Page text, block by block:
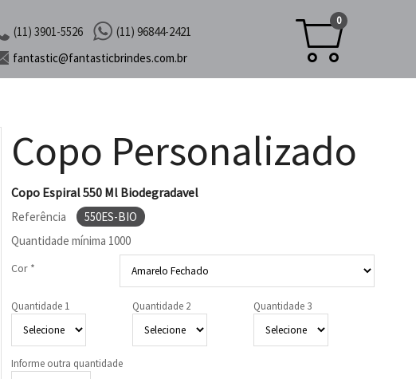
(11) 3901-5526
(11) 96844-2421
fantastic@fantasticbrindes.com.br
0
Copo Personalizado
Copo Espiral 550 Ml Biodegradavel
Referência
550ES-BIO
Quantidade mínima 1000
Cor *
Quantidade 1 Quantidade 2 Quantidade 3
Informe outra quantidade